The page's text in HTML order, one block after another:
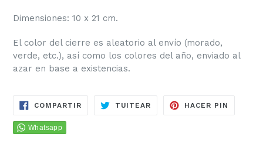
Dimensiones: 10 x 21 cm.
El color del cierre es aleatorio al envío (morado,
verde, etc.), así como los colores del año, enviado al
azar en base a existencias.
COMPARTIRCOMPARTIR
EN
TUITEAR TUITEARHACER PIN